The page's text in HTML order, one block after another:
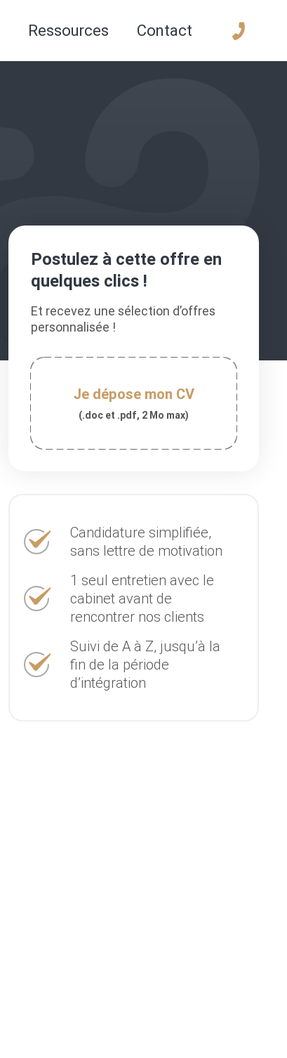
Ressources Contact
Postulez à cette offre en
quelques clics !
Et recevez une sélection d’offres
personnalisée !
Je dépose mon CV
(.doc et .pdf, 2 Mo max)
Candidature simplifiée,
sans lettre de motivation
1 seul entretien avec le
cabinet avant de
rencontrer nos clients
Suivi de A à Z, jusqu’à la
fin de la période
d’intégration